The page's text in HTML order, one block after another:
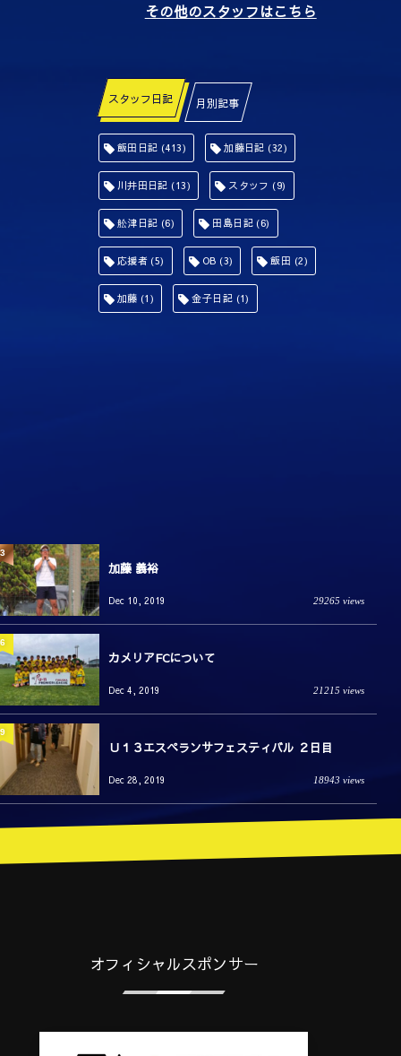
その他のスタッフはこちら
スタッフ日記 月別記事
飯田日記 (413) 加藤日記 (32)
川井田日記 (13) スタッフ (9)
舩津日記 (6) 田島日記(6)
応援者 (5) OB (3) 飯田 (2)
加藤 (1) 金子日記 (1)
加藤 義裕
Dec 10, 2019 29265 views
3
カメリアFCについて
Dec 4, 2019 21215 views
6
Ｕ１３エスペランサフェスティバル ２日目
Dec 28, 2019 18943 views
9
オフィシャルスポンサー